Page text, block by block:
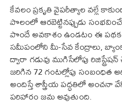
కేవలం ప్రకృతి వైపరీత్యాల వల్లే
పొలంలో ఆరబెట్టినప్పుడు
పొందే అవకాశం ఉండటం ఈ పథకం
సమీపంలోని మీ-సేవ కేంద్రాలు,
ద్వారా గడువు ముగిసేలోపు
జరిగిన 72 గంటల్లోపు సంబంధిత
అందిస్తే శాస్త్రీయ పద్ధతిలో అంచనా
పరిహారం జమ అవుతుంది.